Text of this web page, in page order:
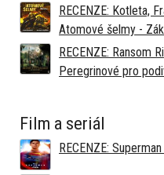
RECENZE: Kotleta,
Atomové šelmy -
RECENZE: Ransom
Peregrinové pro
Film a seriál
RECENZE: